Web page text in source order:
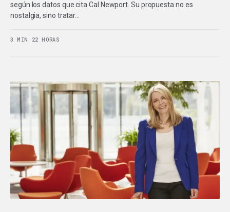
según los datos que cita Cal Newport. Su propuesta no es
nostalgia, sino tratar…
3 MIN · 22 HORAS